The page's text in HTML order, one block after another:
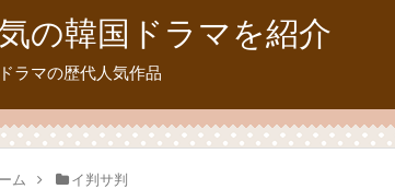
の韓国ドラマを紹介
ラマの歴代人気作品
ム イ判サ判